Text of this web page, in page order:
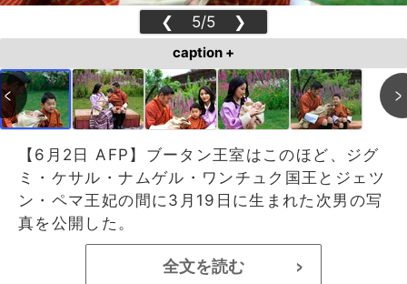
❮ 5/5 ❯
caption +
【6月2日 AFP】ブータン王室はこのほど、ジグ
ミ・ケサル・ナムゲル・ワンチュク国王とジェツ
ン・ペマ王妃の間に3月19日に生まれた次男の写
真を公開した。
全文を読む >